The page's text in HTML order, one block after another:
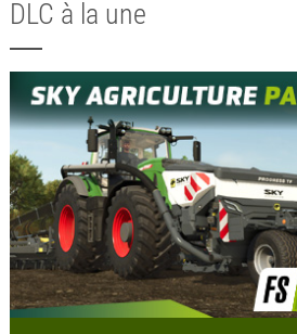
DLC à la une